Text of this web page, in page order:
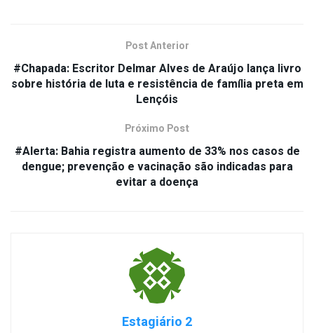
Post Anterior
#Chapada: Escritor Delmar Alves de Araújo lança livro
sobre história de luta e resistência de família preta em
Lençóis
Próximo Post
#Alerta: Bahia registra aumento de 33% nos casos de
dengue; prevenção e vacinação são indicadas para
evitar a doença
Estagiário 2